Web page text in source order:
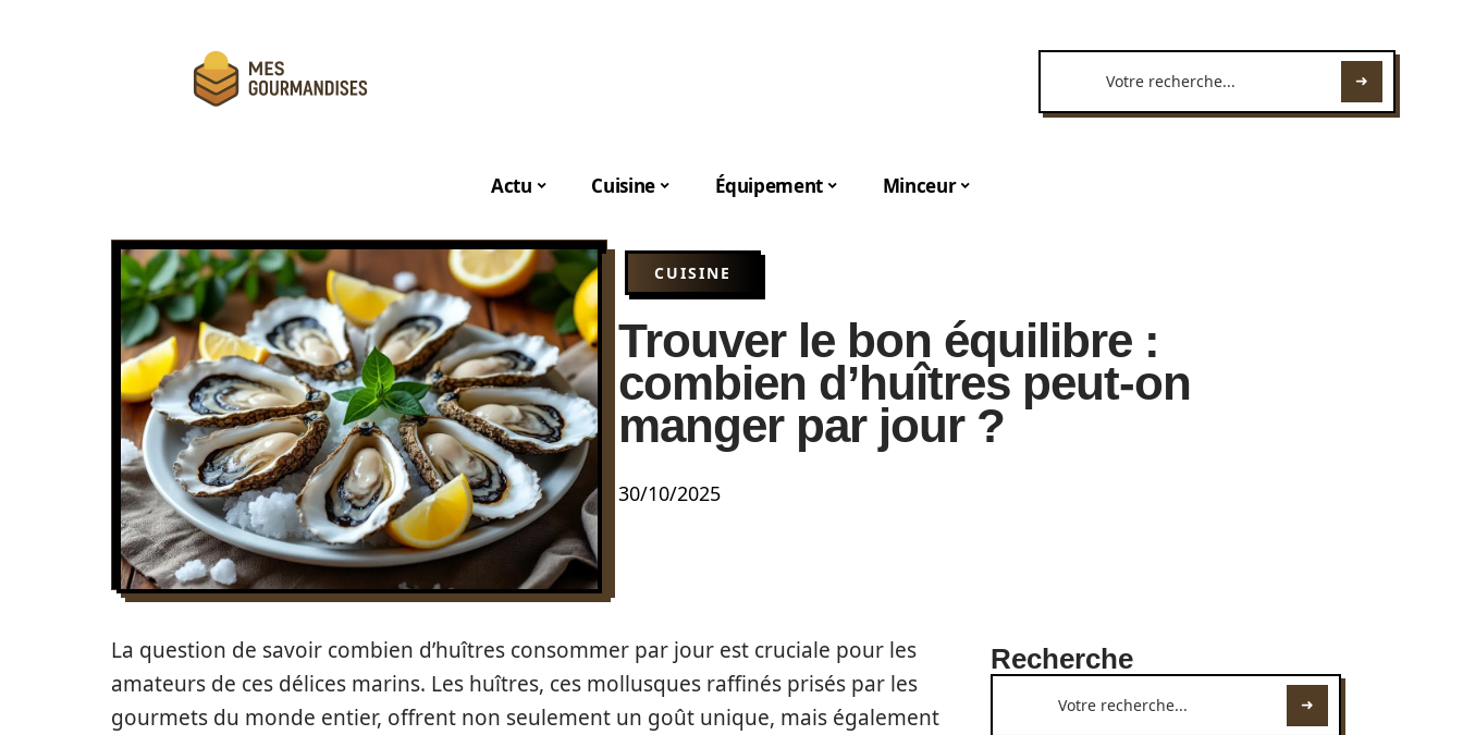
Actu Cuisine Équipement Minceur
CUISINE
Trouver le bon équilibre :
combien d’huîtres peut-on
manger par jour ?
30/10/2025
La question de savoir combien d’huîtres consommer par jour est cruciale pour les
amateurs de ces délices marins. Les huîtres, ces mollusques raffinés prisés par les
gourmets du monde entier, offrent non seulement un goût unique, mais également
Recherche